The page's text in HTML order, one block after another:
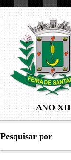
ANO XII
Pesquisar por